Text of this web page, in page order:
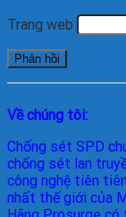
Trang web
Về chúng tôi:
Chống sét SPD
chống sét lan
công nghệ tiên tiên
nhất thế giới của